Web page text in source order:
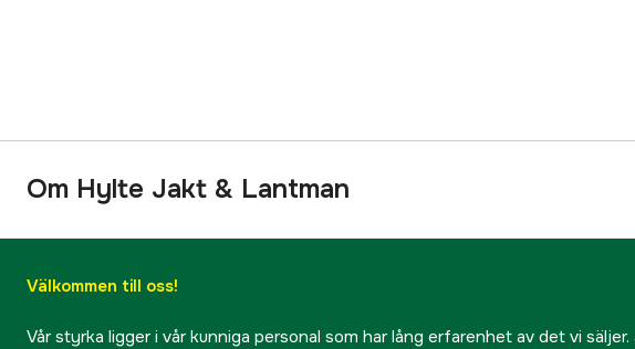
Om Hylte Jakt & Lantman
Välkommen till oss!
Vår styrka ligger i vår kunniga personal som har lång erfarenhet av det vi säljer.